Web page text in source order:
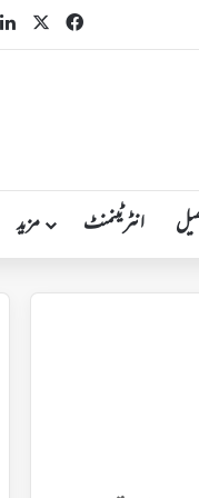
Facebook
انٹرٹینمنٹ مزید